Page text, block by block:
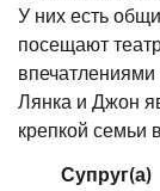
У них есть
посещают
Лянка и Джон
крепкой семьи
Супруг(а)